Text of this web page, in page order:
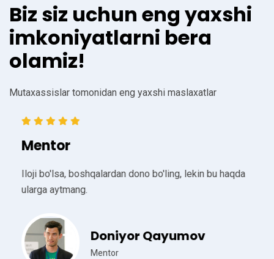
Biz siz uchun eng yaxshi
imkoniyatlarni bera
olamiz!
Mutaxassislar tomonidan eng yaxshi maslaxatlar
Mentor
Iloji bo'lsa, boshqalardan dono bo'ling, lekin bu haqda
ularga aytmang.
Doniyor Qayumov
Mentor